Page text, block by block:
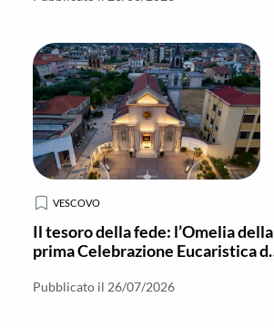
VESCOVO
Il tesoro della fede: l’Omelia della
prima Celebrazione Eucaristica di
Pubblicato il 26/07/2026